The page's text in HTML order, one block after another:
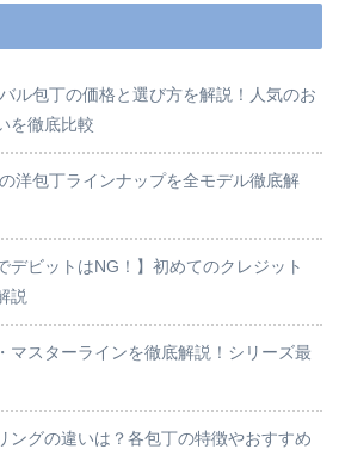
ル包丁の価格と選び方を解説！人気のお
を徹底比較
洋包丁ラインナップを全モデル徹底解
デビットはNG！】初めてのクレジット
説
マスターラインを徹底解説！シリーズ最
ングの違いは？各包丁の特徴やおすすめ